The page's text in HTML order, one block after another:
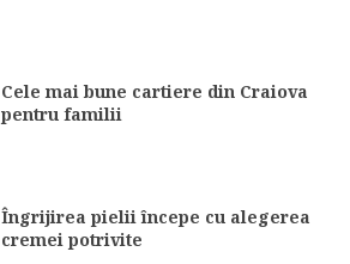
Cele mai bune cartiere din Craiova
pentru familii
Îngrijirea pielii începe cu alegerea
cremei potrivite